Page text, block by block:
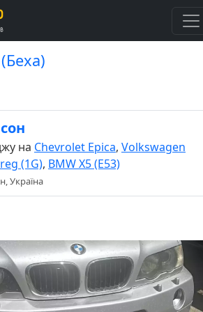
на Chevrolet Epica, Volkswagen
(1G), BMW X5 (E53)
Україна